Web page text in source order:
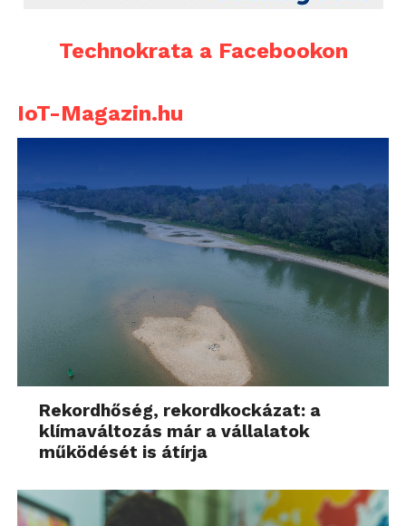
Technokrata a Facebookon
IoT-Magazin.hu
Rekordhőség, rekordkockázat: a
klímaváltozás már a vállalatok
működését is átírja